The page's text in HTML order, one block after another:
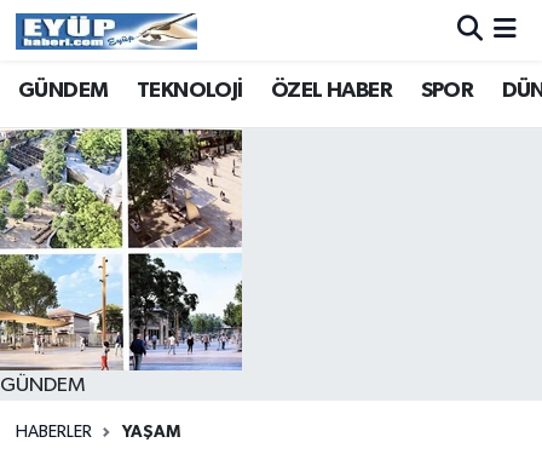
GÜNDEM TEKNOLOJİ ÖZEL HABER SPOR
GÜNDEM
HABERLER YAŞAM